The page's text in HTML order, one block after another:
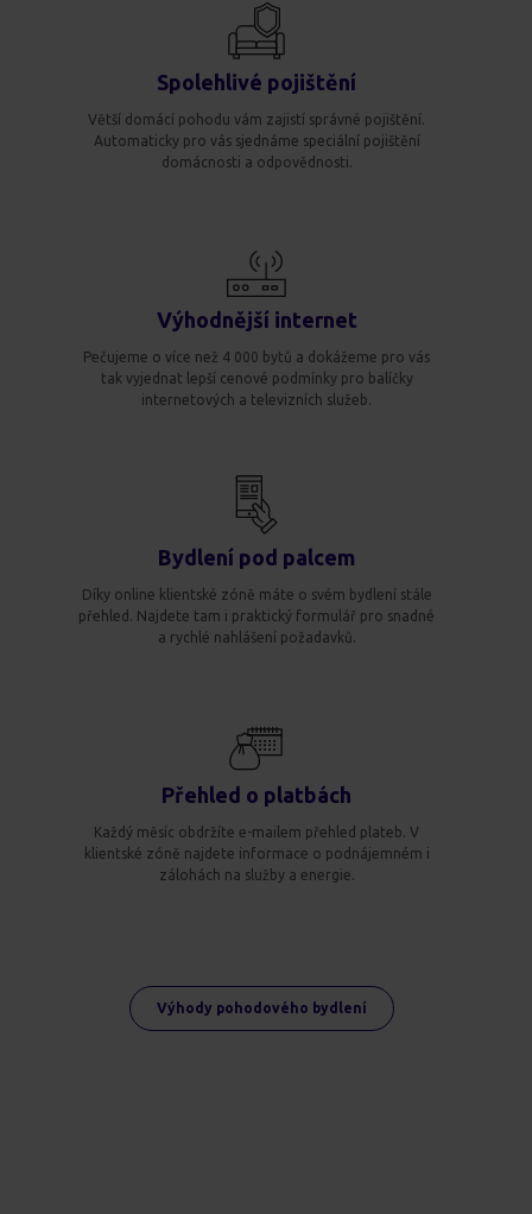
Spolehlivé pojištění
Větší domácí pohodu vám zajistí správné pojištění.
Automaticky pro vás sjednáme speciální pojištění
domácnosti a odpovědnosti.
Výhodnější internet
Pečujeme o více než 4 000 bytů a dokážeme pro vás
tak vyjednat lepší cenové podmínky pro balíčky
internetových a televizních služeb.
Bydlení pod palcem
Díky online klientské zóně máte o svém bydlení stále
přehled. Najdete tam i praktický formulář pro snadné
a rychlé nahlášení požadavků.
Přehled o platbách
Každý měsíc obdržíte e-mailem přehled plateb. V
klientské zóně najdete informace o podnájemném i
zálohách na služby a energie.
Výhody pohodového bydlení